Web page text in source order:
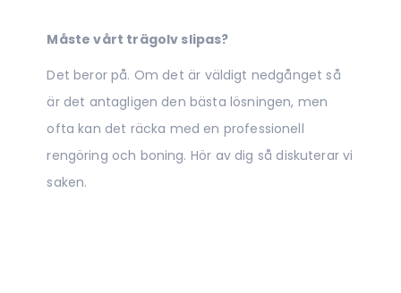
Måste vårt trägolv slipas?
Det beror på. Om det är väldigt nedgånget så
är det antagligen den bästa lösningen, men
ofta kan det räcka med en professionell
rengöring och boning. Hör av dig så diskuterar vi
saken.